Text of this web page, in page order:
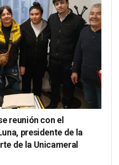
reunión con el
presidente de la
de la Unicameral